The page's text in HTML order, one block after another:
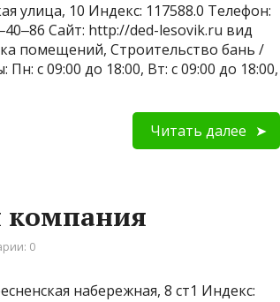
улица, 10 Индекс: 117588.0 Телефон:
Сайт: http://ded-lesovik.ru вид
помещений, Строительство бань /
с 09:00 до 18:00, Вт: с 09:00 до 18:00,
Читать далее
компания
0
набережная, 8 ст1 Индекс: